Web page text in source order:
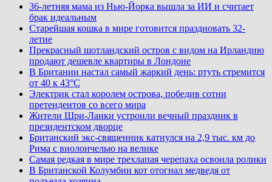
36-летняя мама из Нью-Йорка вышла за ИИ и считает
брак идеальным
Старейшая кошка в мире готовится праздновать 32-
летие
Прекрасный шотландский остров с видом на Ирландию
продают дешевле квартиры в Лондоне
В Британии настал самый жаркий день: ртуть стремится
от 40 к 43°C
Электрик стал королем острова, победив сотни
претендентов со всего мира
Жители Шри-Ланки устроили вечный праздник в
президентском дворце
Британский экс-священник катнулся на 2,9 тыс. км до
Рима с виолончелью на велике
Самая редкая в мире трехлапая черепаха освоила ролики
В Британской Колумбии кот отогнал медведя от